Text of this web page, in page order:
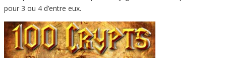
pour 3 ou 4 d’entre eux.